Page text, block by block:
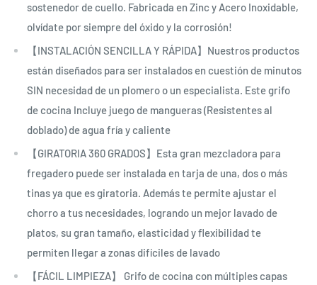
sostenedor de cuello. Fabricada en Zinc y Acero Inoxidable,
olvídate por siempre del óxido y la corrosión!
【INSTALACIÓN SENCILLA Y RÁPIDA】Nuestros productos
están diseñados para ser instalados en cuestión de minutos
SIN necesidad de un plomero o un especialista. Este grifo
de cocina Incluye juego de mangueras (Resistentes al
doblado) de agua fría y caliente
【GIRATORIA 360 GRADOS】Esta gran mezcladora para
fregadero puede ser instalada en tarja de una, dos o más
tinas ya que es giratoria. Además te permite ajustar el
chorro a tus necesidades, logrando un mejor lavado de
platos, su gran tamaño, elasticidad y flexibilidad te
permiten llegar a zonas difíciles de lavado
【FÁCIL LIMPIEZA】 Grifo de cocina con múltiples capas